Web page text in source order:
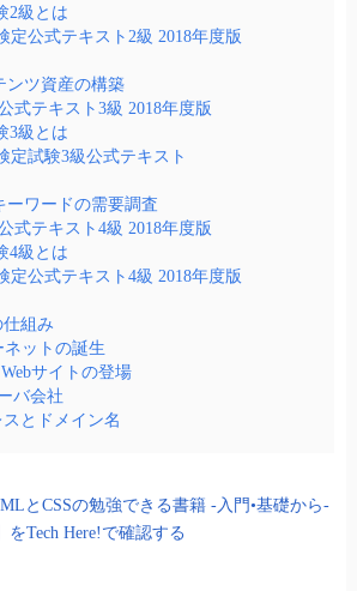
2級とは
定公式テキスト2級 2018年度版
ンツ資産の構築
式テキスト3級 2018年度版
3級とは
定試験3級公式テキスト
ーワードの需要調査
式テキスト4級 2018年度版
4級とは
定公式テキスト4級 2018年度版
仕組み
ネットの誕生
サイトの登場
バ会社
とドメイン名
とCSSの勉強できる書籍 -入門•基礎から-
をTech Here!で確認する